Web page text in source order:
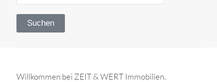
Willkommen bei ZEIT & WERT Immobilien.